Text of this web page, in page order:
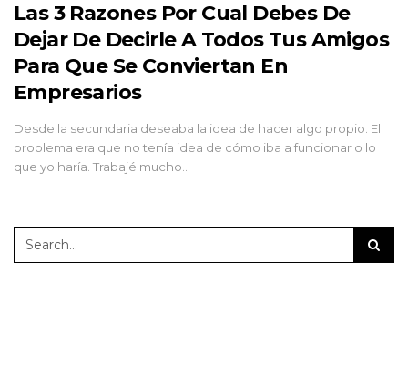
Las 3 Razones Por Cual Debes De
Dejar De Decirle A Todos Tus Amigos
Para Que Se Conviertan En
Empresarios
Desde la secundaria deseaba la idea de hacer algo propio. El
problema era que no tenía idea de cómo iba a funcionar o lo
que yo haría. Trabajé mucho…